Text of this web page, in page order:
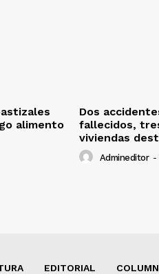
alimento
Dos
fallecidos,
viviendas
Admineditor -
EDITORIAL